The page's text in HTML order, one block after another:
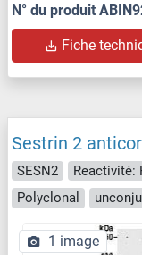
N° du produit
Fiche
Sestrin 2
SESN2 Reactivité:
Polyclonal
1 image